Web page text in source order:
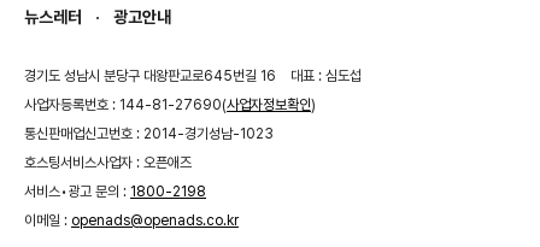
뉴스레터
광고안내
경기도 성남시 분당구 대왕판교로645번길 16
대표 : 심도섭
사업자등록번호 : 144-81-27690(사업자정보확인)
통신판매업신고번호 : 2014-경기성남-1023
호스팅서비스사업자 : 오픈애즈
서비스•광고 문의 : 1800-2198
이메일 : openads@openads.co.kr